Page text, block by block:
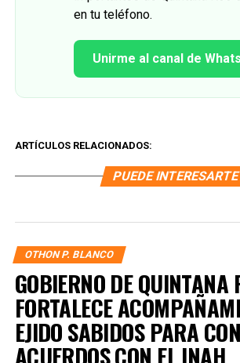
en tu teléfono.
Unirme al canal de
ARTÍCULOS RELACIONADOS:
PUEDE INTERESARTE
OTHON P. BLANCO
GOBIERNO DE QUINTANA
FORTALECE
EJIDO SABIDOS PARA
ACUERDOS CON EL INAH